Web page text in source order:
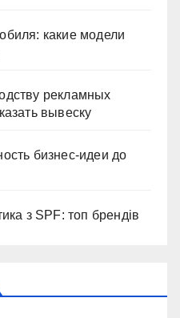
какие модели
рекламных
вывеску
бизнес-идеи до
з SPF: топ брендів